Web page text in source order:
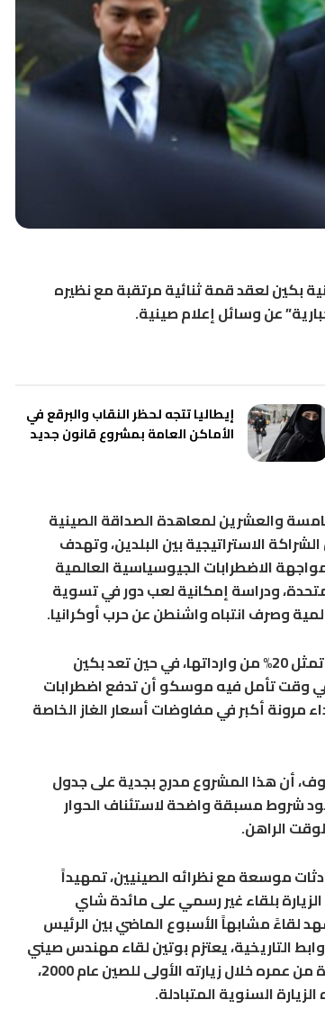
بكين لعقد قمة ثنائية مرتقبة مع نظيره
عن وسائل إعلام صينية.
إيطاليا تتجه لحظر النقاب والبرقع في
الأماكن العامة بمشروع قانون جديد
والعشرين لمعاهدة الصداقة الصينية
لتأسيس الشراكة الاستراتيجية بين البلدين، وتهدف
الاضطرابات الجيوسياسية العالمية
ودراسة إمكانية لعب دور في تسوية
وصرف انتباه واشنطن عن حرب أوكرانيا.
وتعد روسيا المصدر الأكبر للنفط الخام إلى الصين بنسبة تمثل 20% من وارداتها، في حين تعد بكين
في وقت تأمل فيه موسكو أن تدفع اضطرابات
مرونة أكبر في مفاوضات أسعار الغاز الخاصة
أن هذا المشروع مدرج بجدية على جدول
شروط مسبقة واضحة لاستئناف الحوار
الراهن.
موسعة مع نظرائه الصينيين، تمهيداً
قبل اختتام الزيارة بلقاء غير رسمي على مائدة شاي
لقاءً مشابهاً الأسبوع الماضي بين الرئيس
التاريخية، يعتزم بوتين لقاء مهندس صيني
كان قد التقط معه صورة تذكارية وهو طفل في العاشرة من عمره خلال زيارته الأولى للصين عام 2000،
السنوية المتبادلة.